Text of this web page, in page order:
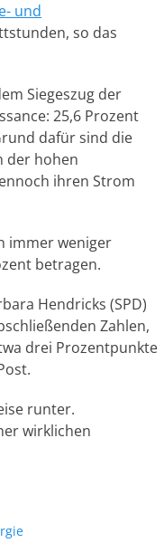
und
so das
Siegeszug der
25,6 Prozent
dafür sind die
der hohen
ihren Strom
immer weniger
betragen.
Hendricks (SPD)
Zahlen,
drei Prozentpunkte
runter.
wirklichen